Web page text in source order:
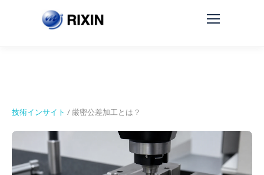
技術インサイト / 厳密公差加工とは？